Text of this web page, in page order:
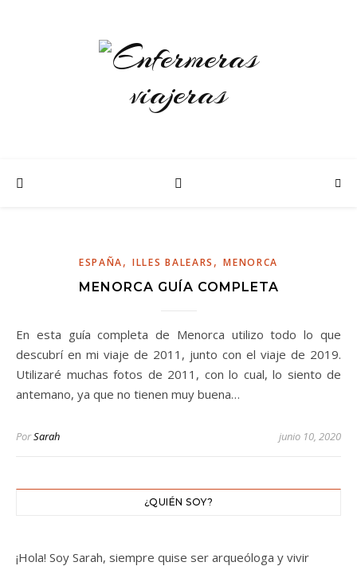
ESPAÑA,ILLES BALEARS ,MENORCA
MENORCA GUÍA COMPLETA
En esta guía completa de Menorca utilizo todo lo que
descubrí en mi viaje de 2011, junto con el viaje de 2019.
Utilizaré muchas fotos de 2011, con lo cual, lo siento de
antemano, ya que no tienen muy buena…
PorSarah junio 10, 2020
¿QUIÉN SOY?
¡Hola! Soy Sarah, siempre quise ser arqueóloga y vivir